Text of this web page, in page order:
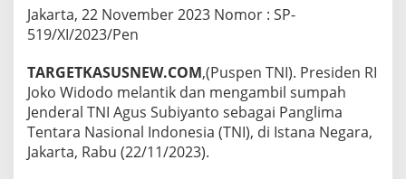
u
s
b
i
y
a
n
t
Jakarta, 22 November 2023 Nomor : SP-
519/XI/2023/Pen
TARGETKASUSNEW.COM,(Puspen TNI). Presiden RI
Joko Widodo melantik dan mengambil sumpah
Jenderal TNI Agus Subiyanto sebagai Panglima
Tentara Nasional Indonesia (TNI), di Istana Negara,
Jakarta, Rabu (22/11/2023).